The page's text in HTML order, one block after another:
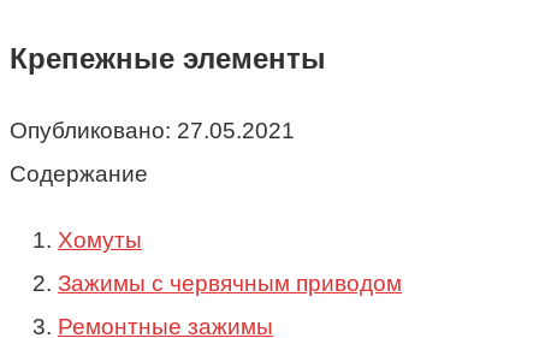
Крепежные элементы
Опубликовано: 27.05.2021
Содержание
Хомуты
Зажимы с червячным приводом
Ремонтные зажимы